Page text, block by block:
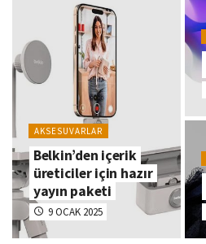
AKSESUVARLAR
Belkin’den içerik
üreticiler için hazır
yayın paketi
9 OCAK 2025